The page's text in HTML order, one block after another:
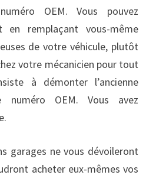
OEM. Vous pouvez
en remplaçant vous-même
de votre véhicule, plutôt
votre mécanicien pour tout
à démonter l’ancienne
OEM. Vous avez
garages ne vous dévoileront
acheter eux-mêmes vos